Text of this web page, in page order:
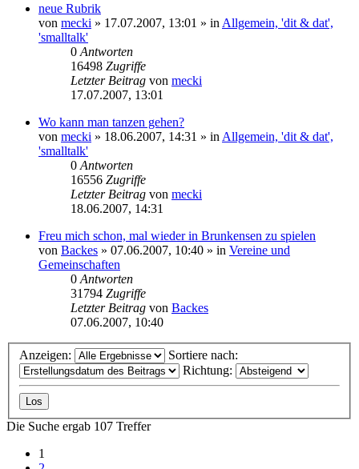
neue Rubrik
von mecki » 17.07.2007, 13:01 » in Allgemein, 'dit & dat',
'smalltalk'
0 Antworten
16498 Zugriffe
Letzter Beitrag von mecki
17.07.2007, 13:01
Wo kann man tanzen gehen?
von mecki » 18.06.2007, 14:31 » in Allgemein, 'dit & dat',
'smalltalk'
0 Antworten
16556 Zugriffe
Letzter Beitrag von mecki
18.06.2007, 14:31
Freu mich schon, mal wieder in Brunkensen zu spielen
von Backes » 07.06.2007, 10:40 » in Vereine und
Gemeinschaften
0 Antworten
31794 Zugriffe
Letzter Beitrag von Backes
07.06.2007, 10:40
Anzeigen:
Sortiere nach:
Richtung:
Die Suche ergab 107 Treffer
1